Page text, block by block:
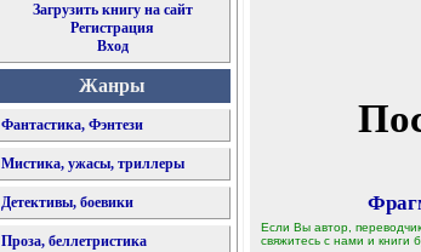
Загрузить книгу на сайт
Регистрация
Вход
Жанры
Фантастика, Фэнтези
Мистика, ужасы, триллеры
Детективы, боевики
Проза, беллетристика
Если Вы автор,
свяжитесь с нами и книги